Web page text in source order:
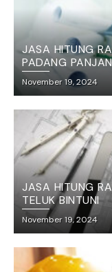
JASA HITUNG
PADANG
November 19, 2024
JASA HITUNG
TELUK BINTUNI
November 19, 2024